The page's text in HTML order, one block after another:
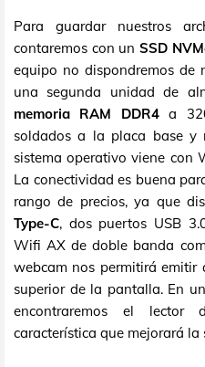
Para guardar nuestros
contaremos con unSSD
equipo no dispondremos de
una segunda unidad de
memoria RAM DDR4a
soldados a la placa base y
sistema operativo viene con
La conectividad es buena
rango de precios, ya que
Type-C, dos puertos USB
Wifi AX de doble banda
webcam nos permitirá
superior de la pantalla. En
encontraremos el lector
característica que mejorará